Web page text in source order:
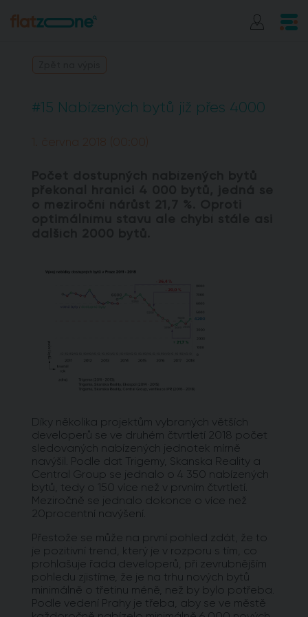
#15 Nabízených bytů již přes 4000
1. června 2018 (00:00)
Díky několika projektům vybraných větších
developerů se ve druhém čtvrtletí 2018 počet
sledovaných nabízených jednotek mírně
navýšil. Podle dat Trigemy, Skanska Reality a
Central Group se jednalo o 4 350 nabízených
bytů, tedy o 150 více než v prvním čtvrtletí.
Meziročně se jednalo dokonce o více než
20procentní navýšení.
Přestože se může na první pohled zdát, že to
je pozitivní trend, který je v rozporu s tím, co
prohlašuje řada developerů, při zevrubnějším
pohledu zjistíme, že je na trhu nových bytů
minimálně o třetinu méně, než by bylo potřeba.
Podle vedení Prahy je třeba, aby se ve městě